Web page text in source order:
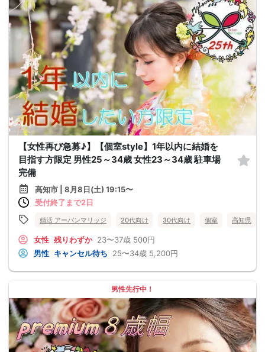
【女性再び急募♪】【個室style】1年以内に結婚を
目指す方限定 男性25～34歳 女性23～34歳 駐車場
完備
高知市 | 8月8日(土) 19:15〜
受付終了まで2日
婚活 アーバンマリッジ 20代向け 30代向け 個室 高知県
女性 残りわずか 23〜37歳 500円
男性 キャンセル待ち 25〜34歳 5,200円
男性先行中！